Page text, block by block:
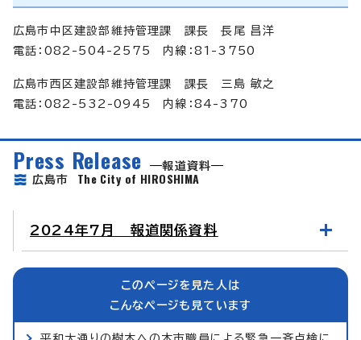
広島市中区建設部維持管理課 課長 長尾 昌洋
電話：082-504-2575 内線：81-3750
広島市西区建設部維持管理課 課長 三島 敏之
電話：082-532-0945 内線：84-370
Press Release
報道資料
広島市 The City of HIROSHIMA
2024年7月 報道関係資料
このページを見た人は
こんなページも見ています